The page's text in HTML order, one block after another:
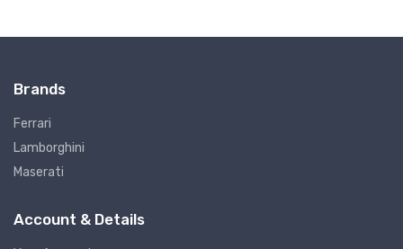
Brands
Ferrari
Lamborghini
Maserati
Account & Details